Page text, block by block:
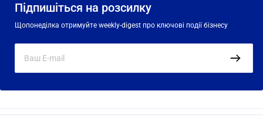
Підпишіться на розсилку
Щопонеділка отримуйте weekly-digest про ключові події бізнесу